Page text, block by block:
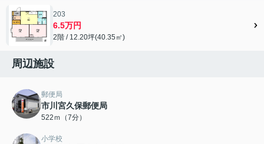
203
6.5万円
2階 / 12.20坪(40.35㎡)
周辺施設
郵便局
市川宮久保郵便局
522ｍ（7分）
小学校